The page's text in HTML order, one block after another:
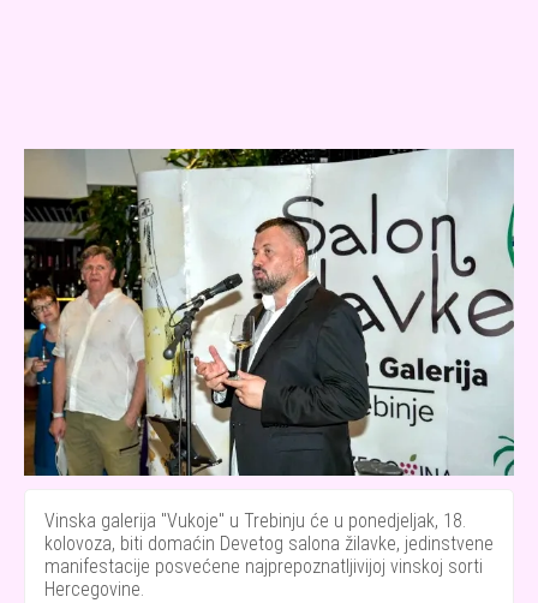
Vinska galerija "Vukoje" u Trebinju će u ponedjeljak, 18.
kolovoza, biti domaćin Devetog salona žilavke, jedinstvene
manifestacije posvećene najprepoznatljivijoj vinskoj sorti
Hercegovine.